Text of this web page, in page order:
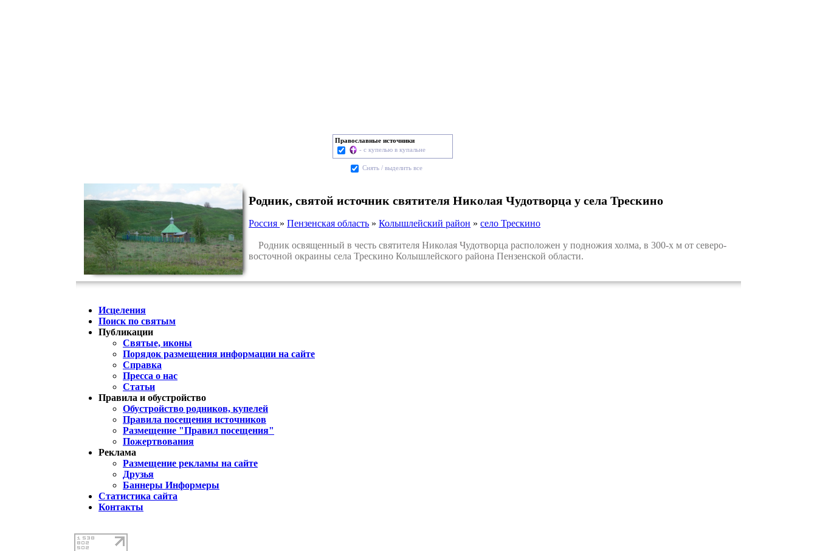
Православные источники
- с купелью в купальне
Cнять / выделить все
Родник, святой источник святителя Николая Чудотворца у села Трескино
Россия »Пензенская область »Колышлейский район »село Трескино
Родник освященный в честь святителя Николая Чудотворца расположен у подножия холма, в 300-х м от северо-
восточной окраины села Трескино Колышлейского района Пензенской области.
Исцеления
Поиск по святым
Публикации
Святые, иконы
Порядок размещения информации на сайте
Справка
Пресса о нас
Статьи
Правила и обустройство
Обустройство родников, купелей
Правила посещения источников
Размещение "Правил посещения"
Пожертвования
Реклама
Размещение рекламы на сайте
Друзья
Баннеры Информеры
Статистика сайта
Контакты